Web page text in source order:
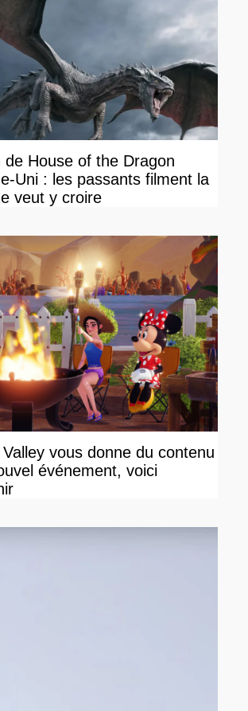
House of the Dragon
Uni : les passants filment la
veut y croire
vous donne du contenu
événement, voici